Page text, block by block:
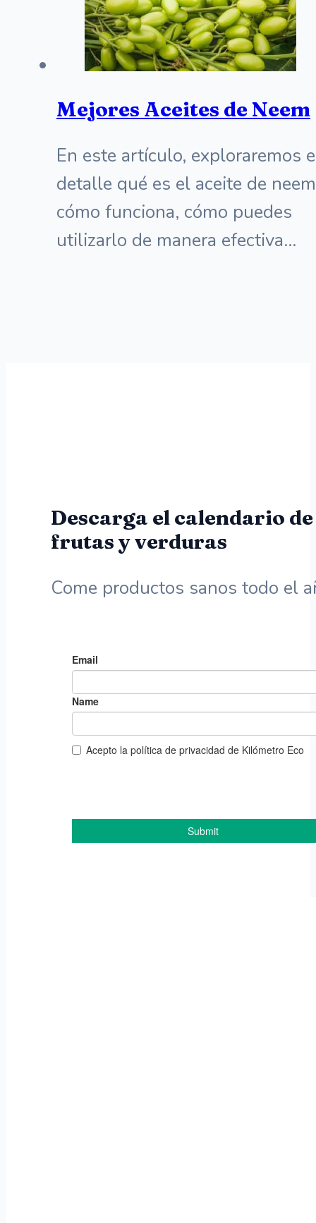
Mejores Aceites de Neem
En este artículo, exploraremos
detalle qué es el aceite de
cómo funciona, cómo puedes
utilizarlo de manera efectiva…
Descarga el calendario de
frutas y verduras
Come productos sanos todo el